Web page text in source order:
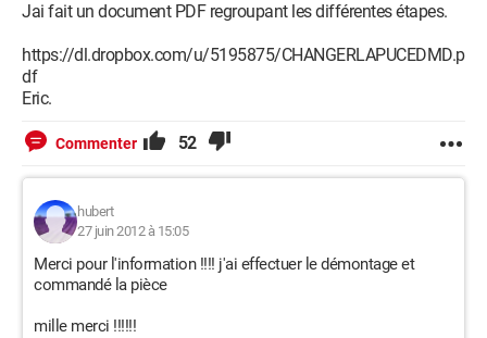
Jai fait un document PDF regroupant les différentes étapes.
https://dl.dropbox.com/u/5195875/CHANGERLAPUCEDMD.p
df
Eric.
Commenter 52
hubert
27 juin 2012 à 15:05
Merci pour l'information !!!! j'ai effectuer le démontage et
commandé la pièce
mille merci !!!!!!